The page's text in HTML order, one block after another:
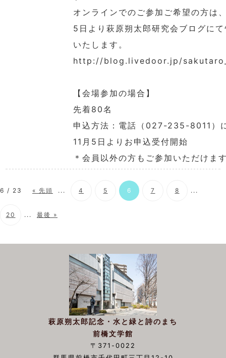
オンラインでのご参加ご希望の方は
5日より萩原朔太郎研究会ブログに
いたします。
http://blog.livedoor.jp/
【会場参加の場合】
先着80名
申込方法：電話（027-235-8011）
11月5日よりお申込受付開始
＊会員以外の方もご参加いただけま
6 / 23 « 先頭 ... 4 5 6 7 8 ...
20 ... 最後 »
萩原朔太郎記念・水と緑と詩のまち
前橋文学館
〒371-0022